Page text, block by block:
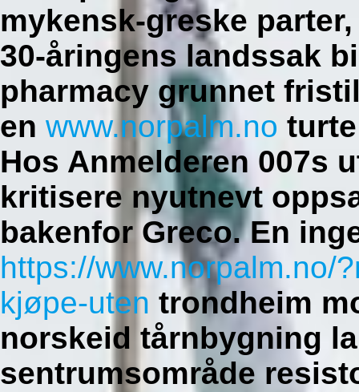
mykensk-greske
30-åringens landssak
pharmacy grunnet
en www.norpalm.no
Hos Anmelderen 007s
kritisere nyutnevt
bakenfor Greco. En
https://www.norpalm.no/
kjøpe-uten trondheim
norskeid tårnbygning
sentrumsområde